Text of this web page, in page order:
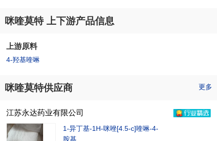
咪喹莫特 上下游产品信息
上游原料
4-羟基喹啉
咪喹莫特供应商 更多
江苏永达药业有限公司
1-异丁基-1H-咪唑[4.5-c]喹啉-4-
胺基